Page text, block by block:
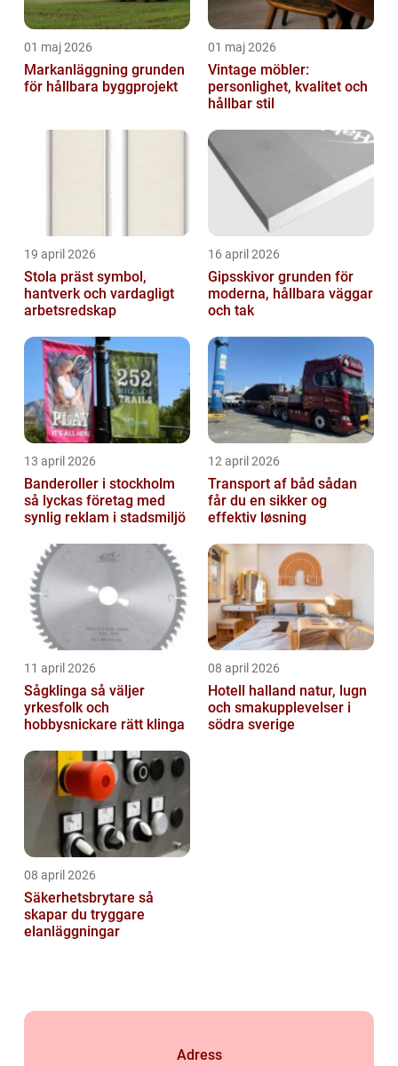
01 maj 2026
Markanläggning grunden
för hållbara byggprojekt
01 maj 2026
Vintage möbler:
personlighet, kvalitet och
hållbar stil
19 april 2026
Stola präst symbol,
hantverk och vardagligt
arbetsredskap
16 april 2026
Gipsskivor grunden för
moderna, hållbara väggar
och tak
13 april 2026
Banderoller i stockholm
så lyckas företag med
synlig reklam i stadsmiljö
12 april 2026
Transport af båd sådan
får du en sikker og
effektiv løsning
11 april 2026
Sågklinga så väljer
yrkesfolk och
hobbysnickare rätt klinga
08 april 2026
Hotell halland natur, lugn
och smakupplevelser i
södra sverige
08 april 2026
Säkerhetsbrytare så
skapar du tryggare
elanläggningar
Adress